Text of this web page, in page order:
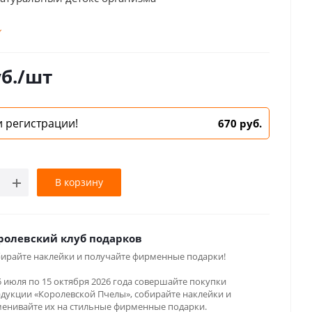
прополиса водный с маточным молочком,
кислота.
/шт
670 руб.
В корзину
клуб подарков
наклейки и получайте фирменные подарки!
июля по 15 октября 2026 года совершайте покупки
«Королевской Пчелы», собирайте наклейки и
их на стильные фирменные подарки.